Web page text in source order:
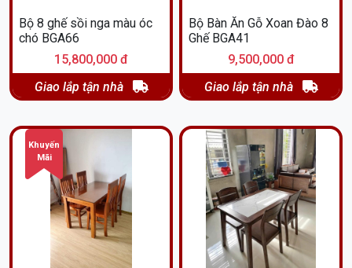
Bộ 8 ghế sồi nga màu óc
chó BGA66
15,800,000 đ
Giao lắp tận nhà
Bộ Bàn Ăn Gỗ Xoan Đào 8
Ghế BGA41
9,500,000 đ
Giao lắp tận nhà
Khuyến
Mãi